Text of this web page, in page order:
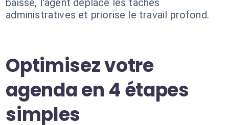
baisse, l'agent déplace les tâches
administratives et priorise le travail profond.
Optimisez votre
agenda en 4 étapes
simples